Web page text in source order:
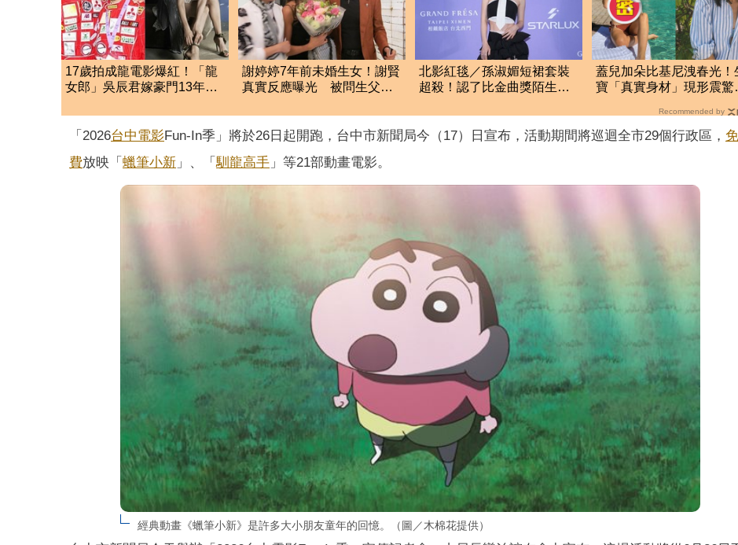
17歲拍成龍電影爆紅！「龍
女郎」吳辰君嫁豪門13年
謝婷婷7年前未婚生女！謝賢
真實反應曝光 被問生父
北影紅毯／孫淑媚短裙套裝
超殺！認了比金曲獎陌生
蓋兒加朵比基尼洩春光！
寶「真實身材」現形震驚
Recommended by
「2026台中電影Fun-In季」將於26日起開跑，台中市新聞局今（17）日宣布，活動期間將巡迴全市29個行政區， 免
費放映「 蠟筆小新 」、「馴龍高手 」等21部動畫電影。
經典動畫《蠟筆小新》是許多大小朋友童年的回憶。（圖／木棉花提供）